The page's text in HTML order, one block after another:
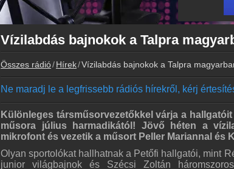
Vízilabdás bajnokok a Talpra
Összes rádió Hírek Vízilabdás bajnokok a Talpra
Ne maradj le a legfrissebb rádiós hírekről, kérj
Különleges társműsorvezetőkkel várja a
műsora július harmadikától! Jövő héten a
mikrofont és vezetik a műsort Peller Mariannal és
Olyan sportolókat hallhatnak a Petőfi hallgatói, mint
junior világbajnok és Szécsi Zoltán